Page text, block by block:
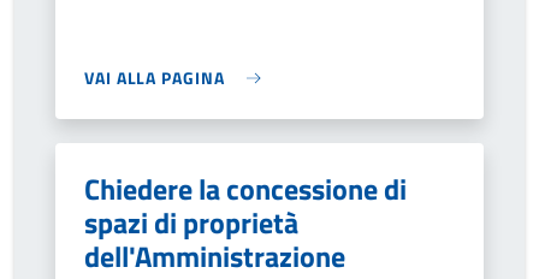
VAI ALLA PAGINA
Chiedere la concessione di
spazi di proprietà
dell'Amministrazione